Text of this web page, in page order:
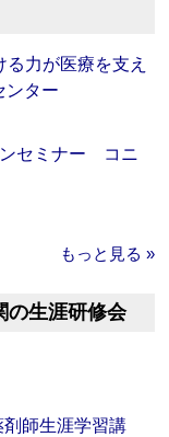
力が医療を支え
ター
ンセミナー コニ
もっと見る »
の生涯研修会
師生涯学習講